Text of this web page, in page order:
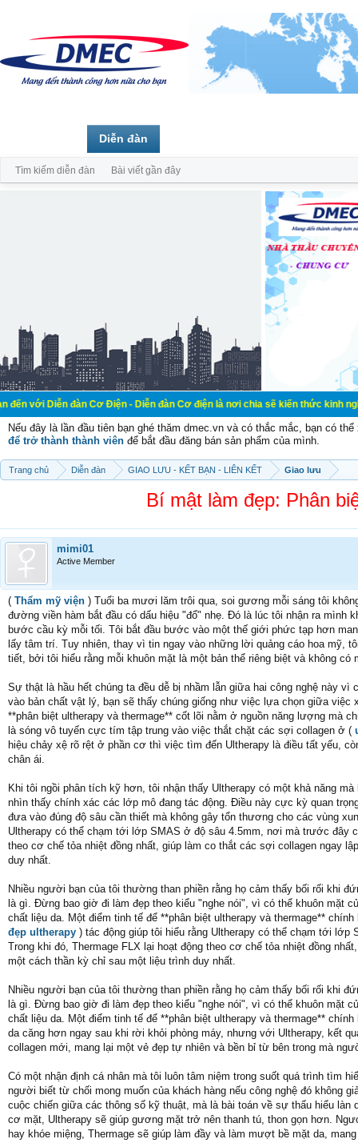
đàn Cơ Điện - Diễn đàn Cơ điện là nơi chia sẽ kiến thức kinh nghiệm
Nếu đây là lần đầu tiên bạn ghé thăm dmec.vn và có thắc mắc, bạn có
để trở thành thành viên để bắt đầu đăng bán sản phẩm của mình.
Trang chủ Diễn đàn GIAO LƯU - KẾT BẠN - LIÊN KẾT Giao lưu
Bí mật làm đẹp: Phân
mimi01
Active Member
( Thẩm mỹ viện ) Tuổi ba mươi lăm trôi qua, soi gương mỗi sáng tôi
đường viền hàm bắt đầu có dấu hiệu "đổ" nhẹ. Đó là lúc tôi nhận ra
bước cầu kỳ mỗi tối. Tôi bắt đầu bước vào một thế giới phức tạp hơn
lấy tâm trí. Tuy nhiên, thay vì tin ngay vào những lời quảng cáo hoa mỹ,
tiết, bởi tôi hiểu rằng mỗi khuôn mặt là một bản thể riêng biệt và không
Sự thật là hầu hết chúng ta đều dễ bị nhầm lẫn giữa hai công nghệ này
vào bản chất vật lý, bạn sẽ thấy chúng giống như việc lựa chọn giữa
**phân biệt ultherapy và thermage** cốt lõi nằm ở nguồn năng lượng mà
là sóng vô tuyến cực tím tập trung vào việc thắt chặt các sợi collagen ở (
hiệu chảy xệ rõ rệt ở phần cơ thì việc tìm đến Ultherapy là điều tất yếu,
chân ái.
Khi tôi ngồi phân tích kỹ hơn, tôi nhận thấy Ultherapy có một khả năng
nhìn thấy chính xác các lớp mô đang tác động. Điều này cực kỳ quan
đưa vào đúng độ sâu cần thiết mà không gây tổn thương cho các vùng
Ultherapy có thể chạm tới lớp SMAS ở độ sâu 4.5mm, nơi mà trước đây
theo cơ chế tỏa nhiệt đồng nhất, giúp làm co thắt các sợi collagen ngay
duy nhất.
Nhiều người bạn của tôi thường than phiền rằng họ cảm thấy bối rối khi
là gì. Đừng bao giờ đi làm đẹp theo kiểu "nghe nói", vì có thể khuôn mặt
chất liệu da. Một điểm tinh tế để **phân biệt ultherapy và thermage**
đẹp ultherapy ) tác động giúp tôi hiểu rằng Ultherapy có thể chạm tới
Trong khi đó, Thermage FLX lại hoạt động theo cơ chế tỏa nhiệt đồng
một cách thần kỳ chỉ sau một liệu trình duy nhất.
Nhiều người bạn của tôi thường than phiền rằng họ cảm thấy bối rối khi
là gì. Đừng bao giờ đi làm đẹp theo kiểu "nghe nói", vì có thể khuôn mặt
chất liệu da. Một điểm tinh tế để **phân biệt ultherapy và thermage**
da căng hơn ngay sau khi rời khỏi phòng máy, nhưng với Ultherapy, kết
collagen mới, mang lại một vẻ đẹp tự nhiên và bền bỉ từ bên trong mà
Có một nhận định cá nhân mà tôi luôn tâm niệm trong suốt quá trình tìm
người biết từ chối mong muốn của khách hàng nếu công nghệ đó không
cuộc chiến giữa các thông số kỹ thuật, mà là bài toán về sự thấu hiểu
cơ mặt, Ultherapy sẽ giúp gương mặt trở nên thanh tú, thon gọn hơn.
hay khóe miệng, Thermage sẽ giúp làm đầy và làm mượt bề mặt da,
Diễn đàn
Tìm kiếm diễn đàn Bài viết gần đây